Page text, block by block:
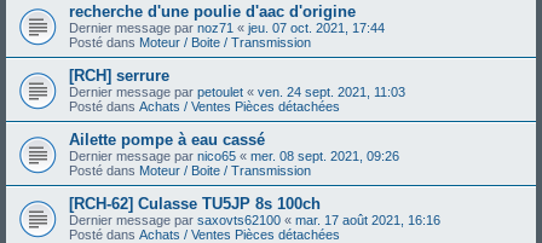
recherche d'une poulie d'aac d'origine
Dernier message par noz71 « jeu. 07 oct. 2021, 17:44
Posté dans Moteur / Boite / Transmission
[RCH] serrure
Dernier message par petoulet « ven. 24 sept. 2021, 11:03
Posté dans Achats / Ventes Pièces détachées
Ailette pompe à eau cassé
Dernier message par nico65 « mer. 08 sept. 2021, 09:26
Posté dans Moteur / Boite / Transmission
[RCH-62] Culasse TU5JP 8s 100ch
Dernier message par saxovts62100 « mar. 17 août 2021, 16:16
Posté dans Achats / Ventes Pièces détachées